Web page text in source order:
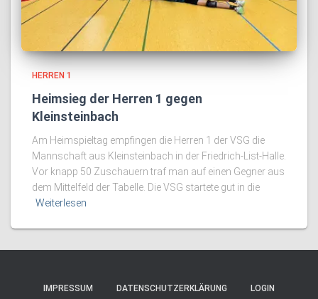
HERREN 1
Heimsieg der Herren 1 gegen
Kleinsteinbach
Am Heimspieltag empfingen die Herren 1 der VSG die
Mannschaft aus Kleinsteinbach in der Friedrich-List-Halle.
Vor knapp 50 Zuschauern traf man auf einen Gegner aus
dem Mittelfeld der Tabelle. Die VSG startete gut in die
Weiterlesen
IMPRESSUM DATENSCHUTZERKLÄRUNG LOGIN